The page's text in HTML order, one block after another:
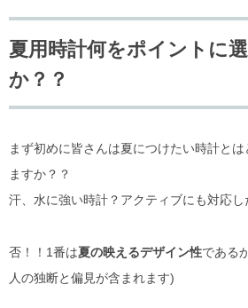
夏用時計何をポイントに
か？？
まず初めに皆さんは夏につけたい時計と
ますか？？
汗、水に強い時計？アクティブにも対応し
否！！1番は夏の映えるデザイン性である
人の独断と偏見が含まれます)